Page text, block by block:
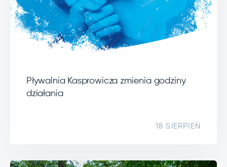
Pływalnia Kasprowicza zmienia godziny
działania
18 SIERPIEŃ